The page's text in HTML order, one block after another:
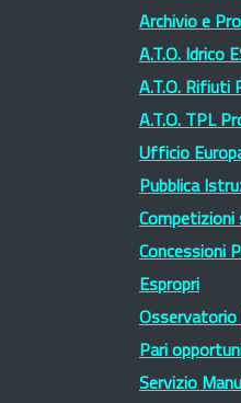
Archivio e
A.T.O. Idrico
A.T.O. Rifiuti
A.T.O. TPL
Ufficio
Pubblica
Competizioni
Concessioni
Espropri
Osservatorio
Pari
Servizio